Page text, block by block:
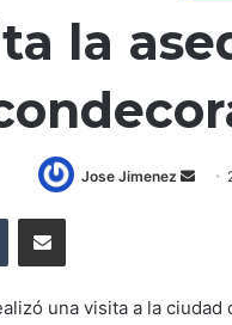
la
Jose Jimenez
Send
Tumblr Compartir por correo electrónico
una visita a la